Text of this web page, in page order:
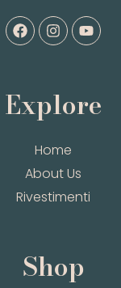
Explore
Home
About Us
Rivestimenti
Shop